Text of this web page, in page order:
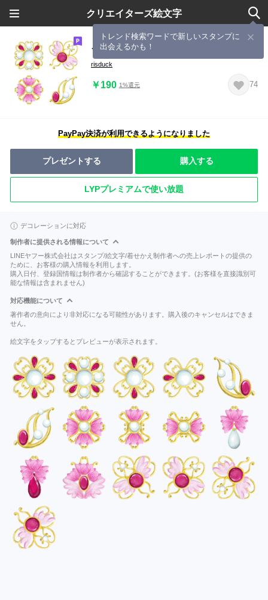
クリエイターズ絵文字
トレンド検索ワードで新しいスタンプに
出会えるかも！
フレーム絵文字 vol.27 真珠とルビー
risduck
￥190 1%還元 74
PayPay決済が利用できるようになりました
プレゼントする 購入する
LYPプレミアムで使い放題
デコレーションに対応
制作者に提供される情報について
LINEヤフー株式会社はスタンプ/絵文字/着せかえ制作者への売上レポートの提供の
ために、お客様の購入情報を利用します。
購入日付、登録国情報は制作者から確認することができます。(お客様を直接識別可
能な情報は含まれません)
対応機能について
著作者の意向により非対応になる可能性があります。購入後のキャンセルはできま
せん。
絵文字をタップするとプレビューが表示されます。